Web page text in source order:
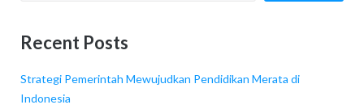
Recent Posts
Strategi Pemerintah Mewujudkan Pendidikan Merata di
Indonesia